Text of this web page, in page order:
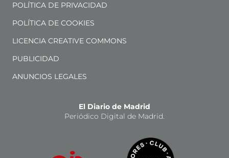
POLÍTICA DE PRIVACIDAD
POLÍTICA DE COOKIES
LICENCIA CREATIVE COMMONS
PUBLICIDAD
ANUNCIOS LEGALES
El Diario de Madrid
Periódico Digital de Madrid.